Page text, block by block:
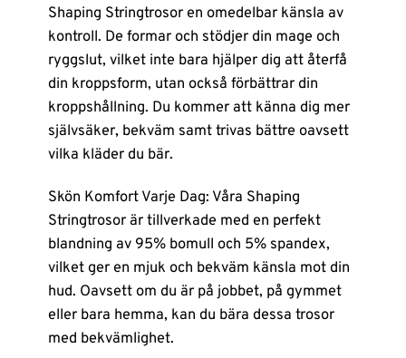
Shaping Stringtrosor en omedelbar känsla av
kontroll. De formar och stödjer din mage och
ryggslut, vilket inte bara hjälper dig att återfå
din kroppsform, utan också förbättrar din
kroppshållning. Du kommer att känna dig mer
självsäker, bekväm samt trivas bättre oavsett
vilka kläder du bär.
Skön Komfort Varje Dag: Våra Shaping
Stringtrosor är tillverkade med en perfekt
blandning av 95% bomull och 5% spandex,
vilket ger en mjuk och bekväm känsla mot din
hud. Oavsett om du är på jobbet, på gymmet
eller bara hemma, kan du bära dessa trosor
med bekvämlighet.